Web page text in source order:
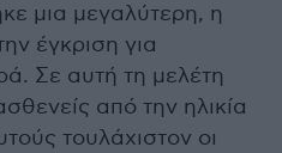
μια μεγαλύτερη, η
έγκριση για
Σε αυτή τη μελέτη
από την ηλικία
τουλάχιστον οι